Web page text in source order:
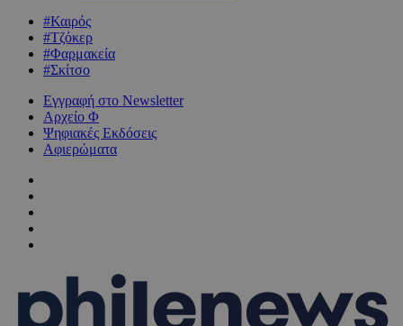
#Καιρός
#Τζόκερ
#Φαρμακεία
#Σκίτσο
Εγγραφή στο Newsletter
Αρχείο Φ
Ψηφιακές Εκδόσεις
Αφιερώματα